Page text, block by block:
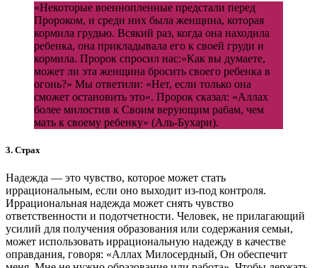
«Некоторые военнопленные предстали перед
Пророком, и среди них была женщина, которая
кормила грудью. Всякий раз, когда она находила
ребенка, она прикладывала его к своей груди и
кормила. Пророк спросил нас:«Как вы думаете,
может ли эта женщина бросить своего ребенка в
огонь?» Мы ответили: «Нет, если только она
сможет остановить это». Пророк сказал: «Аллах
более милостив к Своим верующим рабам, чем
мать к своему ребенку» (Аль-Бухари).
3. Страх
Надежда — это чувство, которое может стать
иррациональным, если оно выходит из-под контроля.
Иррациональная надежда может снять чувство
ответственности и подотчетности. Человек, не прилагающий
усилий для получения образования или содержания семьи,
может использовать иррациональную надежду в качестве
оправдания, говоря: «Аллах Милосердный, Он обеспечит